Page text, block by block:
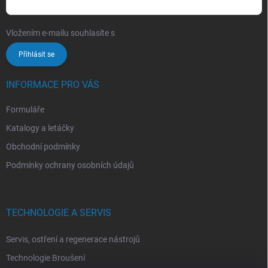
Vložením e-mailu souhlasíte s
Přihlásit se
INFORMACE PRO VÁS
Formuláře
Katalogy a letáčky
Obchodní podmínky
Podmínky ochrany osobních údajů
TECHNOLOGIE A SERVIS
Servis, ostření a regenerace nástrojů
Technologie Broušení